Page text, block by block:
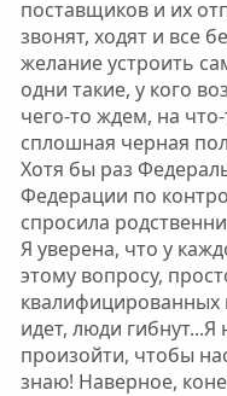
поставщиков и их
звонят, ходят и все
желание устроить
одни такие, у кого
чего-то ждем, на
сплошная черная
Хотя бы раз
Федерации по
спросила
Я уверена, что у
этому вопросу,
квалифицированных
идет, люди
произойти, чтобы
знаю! Наверное,